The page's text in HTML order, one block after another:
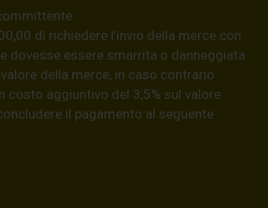
di richiedere l’invio della merce con
dovesse essere smarrita o danneggiata
della merce, in caso contrario
costo aggiuntivo del 3,5% sul valore
il pagamento al seguente